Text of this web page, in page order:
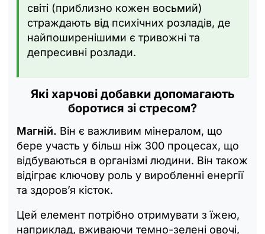
світі (приблизно кожен восьмий)
страждають від психічних розладів, де
найпоширенішими є тривожні та
депресивні розлади.
Які харчові добавки допомагають
боротися зі стресом?
Магній. Він є важливим мінералом, що
бере участь у більш ніж 300 процесах, що
відбуваються в організмі людини. Він також
відіграє ключову роль у виробленні енергії
та здоров’я кісток.
Цей елемент потрібно отримувати з їжею,
наприклад, вживаючи темно-зелені овочі,